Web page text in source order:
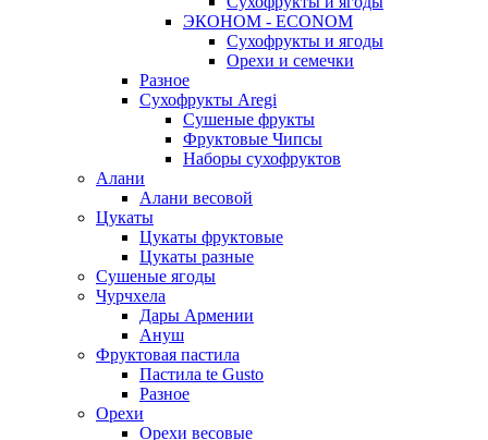
ЭКОНОМ - ECONOM
Сухофрукты и ягоды
Орехи и семечки
Разное
Сухофрукты Aregi
Сушеные фрукты
Фруктовые Чипсы
Наборы сухофруктов
Алани
Алани весовой
Цукаты
Цукаты фруктовые
Цукаты разные
Сушеные ягоды
Чурчхела
Дары Армении
Ануш
Фруктовая пастила
Пастила te Gusto
Разное
Орехи
Орехи весовые